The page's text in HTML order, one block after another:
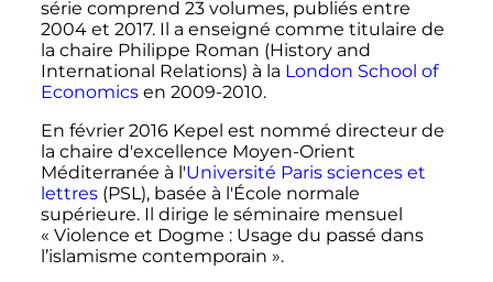
série comprend 23 volumes, publiés entre
2004 et 2017. Il a enseigné comme titulaire de
la chaire Philippe Roman (History and
International Relations) à la London School of
Economicsen 2009-2010.
En février 2016Kepel est nommé directeur de
la chaire d'excellence Moyen-Orient
Méditerranée à l'Université Paris sciences et
lettres(PSL), basée à l'École normale
supérieure. Il dirige le séminaire mensuel
« Violence et Dogme : Usage du passé dans
l’islamisme contemporain ».